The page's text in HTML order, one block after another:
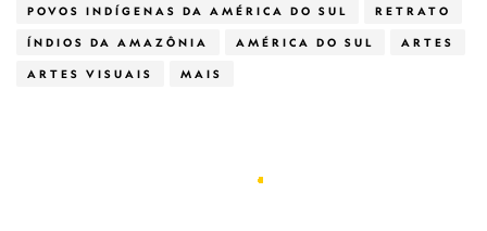
POVOS INDÍGENAS DA AMÉRICA DO SUL RETRATO
ÍNDIOS DA AMAZÔNIA AMÉRICA DO SUL ARTES
ARTES VISUAIS MAIS